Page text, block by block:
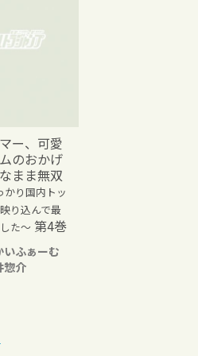
ー、可愛
のおかげ
まま無双
かり国内トッ
り込んで最
た～ 第4巻
ふぁーむ
惣介